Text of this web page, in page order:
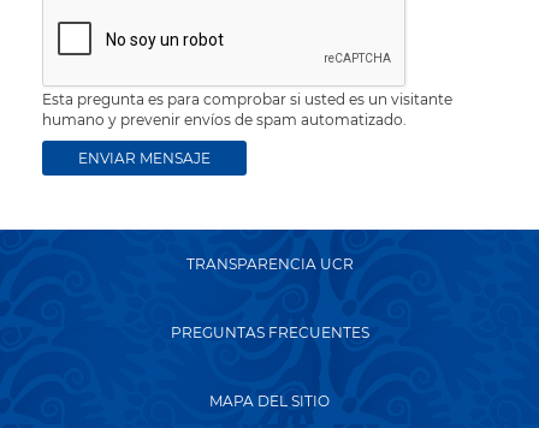
Esta pregunta es para comprobar si usted es un visitante
humano y prevenir envíos de spam automatizado.
TRANSPARENCIA UCR
PREGUNTAS FRECUENTES
MAPA DEL SITIO